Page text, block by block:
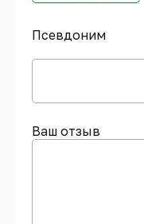
Псевдоним
Ваш отзыв